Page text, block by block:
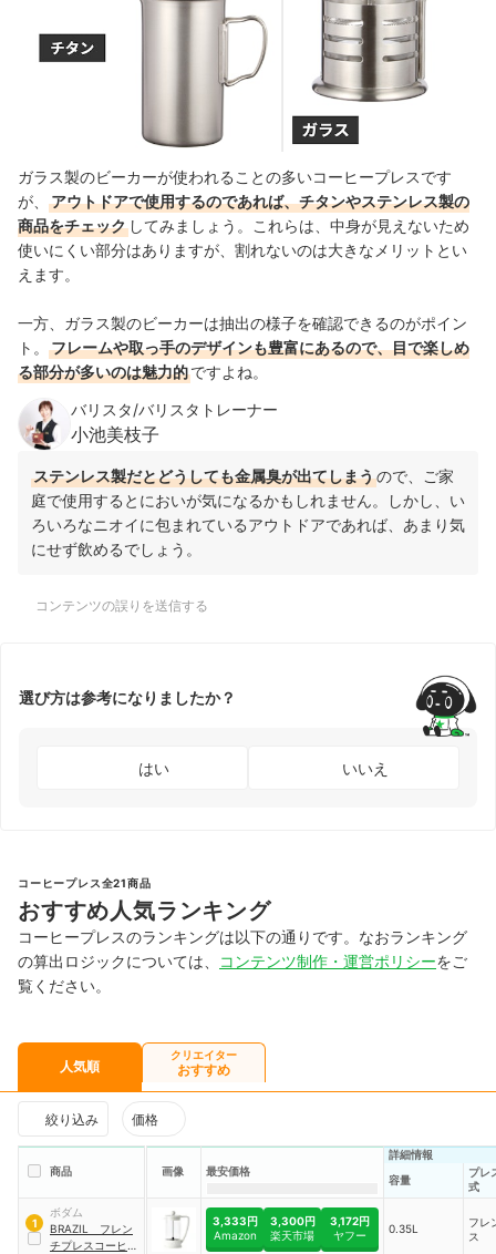
ガラス製のビーカーが使われることの多いコーヒープレスです
が、
アウトドアで使用するのであれば、チタンやステンレス製の
商品をチェック してみましょう。これらは、中身が見えないため
使いにくい部分はありますが、割れないのは大きなメリットとい
えます。
一方、ガラス製のビーカーは抽出の様子を確認できるのがポイン
ト。
フレームや取っ手のデザインも豊富にあるので、目で楽しめ
る部分が多いのは魅力的ですよね。
バリスタ/バリスタトレーナー
小池美枝子
ステンレス製だとどうしても金属臭が出てしまうので、ご家
庭で使用するとにおいが気になるかもしれません。しかし、い
ろいろなニオイに包まれているアウトドアであれば、あまり気
にせず飲めるでしょう。
コンテンツの誤りを送信する
選び方は参考になりましたか？
はい いいえ
コーヒープレス全21商品
おすすめ人気ランキング
コーヒープレスのランキングは以下の通りです。なおランキング
の算出ロジックについては、
コンテンツ制作・運営ポリシーをご
覧ください。
人気順
クリエイター
おすすめ
絞り込み 価格
商品 画像 最安価格
詳細情報
容量
プレ
式
1
ボダム
BRAZIL フレン
チプレスコーヒー
3,333円
Amazon
3,300円
楽天市場
3,172円
ヤフー
0.35L
フレ
ス